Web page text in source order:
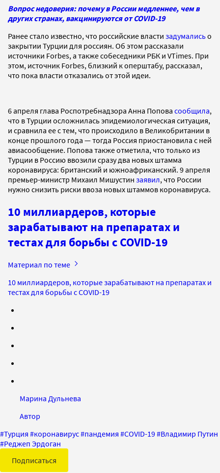
Вопрос недоверия: почему в России медленнее, чем в
других странах, вакцинируются от COVID-19
Ранее стало известно, что российские власти задумалисьо
закрытии Турции для россиян. Об этом рассказали
источники Forbes, а также собеседники РБК и VTimes. При
этом, источник Forbes, близкий к оперштабу, рассказал,
что пока власти отказались от этой идеи.
6 апреля глава Роспотребнадзора Анна Попова сообщила,
что в Турции осложнилась эпидемиологическая ситуация,
и сравнила ее с тем, что происходило в Великобритании в
конце прошлого года — тогда Россия приостановила с ней
авиасообщение. Попова также отметила, что только из
Турции в Россию ввозили сразу два новых штамма
коронавируса: британский и южноафриканский. 9 апреля
премьер-министр Михаил Мишустин заявил, что России
нужно снизить риски ввоза новых штаммов коронавируса.
10 миллиардеров, которые
зарабатывают на препаратах и
тестах для борьбы с COVID-19
Материал по теме
10 миллиардеров, которые зарабатывают на препаратах и
тестах для борьбы с COVID-19
Марина Дульнева
Автор
#Турция #коронавирус#пандемия #COVID-19#Владимир Путин
#Реджеп Эрдоган
Подписаться